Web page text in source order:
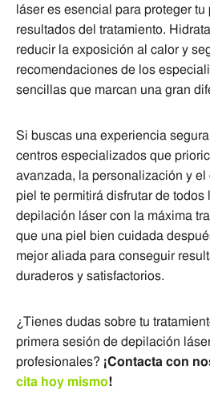
láser es esencial para proteger
resultados del tratamiento.
reducir la exposición al calor y
recomendaciones de los
sencillas que marcan una gran
Si buscas una experiencia
centros especializados que
avanzada, la personalización y
piel te permitirá disfrutar de
depilación láser con la máxima
que una piel bien cuidada
mejor aliada para conseguir
duraderos y satisfactorios.
¿Tienes dudas sobre tu
primera sesión de depilación
profesionales? ¡Contacta con
cita hoy mismo!